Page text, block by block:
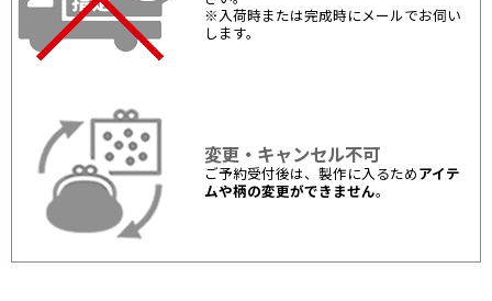
※入荷時または完成時にメールでお伺い
します。
変更・キャンセル不可
ご予約受付後は、製作に入るため アイテ
ムや柄の変更ができません。